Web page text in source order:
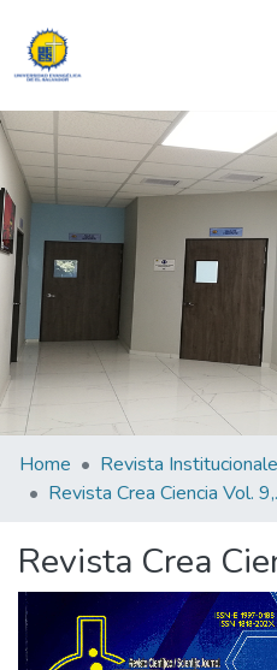
Communities & Collections
All of DSpace
Home Revista
Revista Crea